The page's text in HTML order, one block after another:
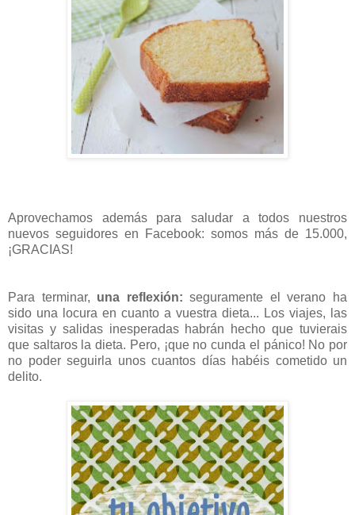
Aprovechamos además para saludar a todos nuestros
nuevos seguidores en Facebook: somos más de 15.000,
¡GRACIAS!
Para terminar, una reflexión: seguramente el verano ha
sido una locura en cuanto a vuestra dieta... Los viajes, las
visitas y salidas inesperadas habrán hecho que tuvierais
que saltaros la dieta. Pero, ¡que no cunda el pánico! No por
no poder seguirla unos cuantos días habéis cometido un
delito.